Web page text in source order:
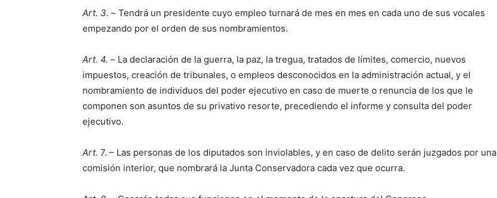
Art. 3. – Tendrá un presidente cuyo empleo turnará de mes en mes en cada uno de sus vocales
empezando por el orden de sus nombramientos.
Art. 4. – La declaración de la guerra, la paz, la tregua, tratados de límites, comercio, nuevos
impuestos, creación de tribunales, o empleos desconocidos en la administración actual, y el
nombramiento de individuos del poder ejecutivo en caso de muerte o renuncia de los que le
componen son asuntos de su privativo resorte, precediendo el informe y consulta del poder
ejecutivo.
Art. 7. – Las personas de los diputados son inviolables, y en caso de delito serán juzgados por una
comisión interior, que nombrará la Junta Conservadora cada vez que ocurra.